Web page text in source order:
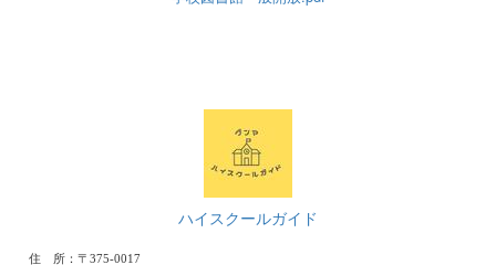
ハイスクールガイド
住 所：〒375-0017